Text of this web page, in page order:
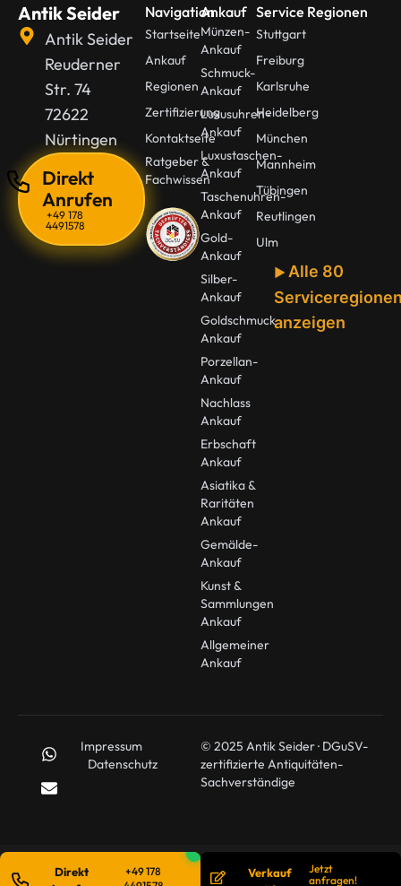
Antik Seider
Antik Seider
Reuderner
Str. 74
72622
Nürtingen
Direkt
Anrufen
+49 178
4491578
Navigation
Startseite
Ankauf
Regionen
Zertifizierung
Kontaktseite
Ratgeber &
Fachwissen
Ankauf
Münzen-
Ankauf
Schmuck-
Ankauf
Luxusuhren-
Ankauf
Luxustaschen-
Ankauf
Taschenuhren-
Ankauf
Gold-
Ankauf
Silber-
Ankauf
Goldschmuck
Ankauf
Porzellan-
Ankauf
Nachlass
Ankauf
Erbschaft
Ankauf
Asiatika &
Raritäten
Ankauf
Gemälde-
Ankauf
Kunst &
Sammlungen
Ankauf
Allgemeiner
Ankauf
Service Regionen
Stuttgart
Freiburg
Karlsruhe
Heidelberg
München
Mannheim
Tübingen
Reutlingen
Ulm
Alle 80
anzeigen
Impressum
Datenschutz
© 2025 Antik Seider · DGuSV-
zertifizierte Antiquitäten-
Sachverständige
Direkt
+49 178
Verkauf
Jetzt
anfragen!